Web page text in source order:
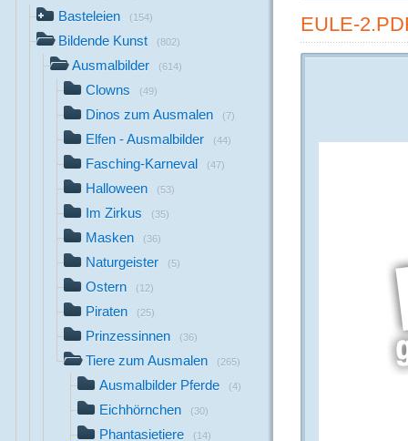
Basteleien (154)
Bildende Kunst (802)
Ausmalbilder (614)
Clowns (49)
Dinos zum Ausmalen (7)
Elfen - Ausmalbilder (44)
Fasching-Karneval (47)
Halloween (53)
Im Zirkus (35)
Masken (36)
Naturgeister (5)
Ostern (12)
Piraten (25)
Prinzessinnen (36)
Tiere zum Ausmalen (265)
Ausmalbilder Pferde (4)
Eichhörnchen (30)
Phantasietiere (14)
EULE-